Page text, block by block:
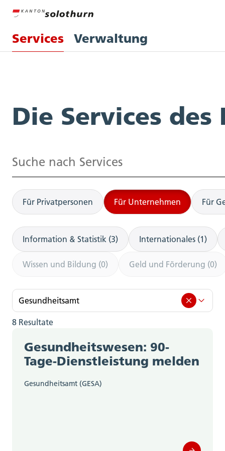
Services Verwaltung
Die Services des
Suchen
Für Privatpersonen Für Unternehmen Für
Information & Statistik (3) Internationales (1)
Wissen und Bildung (0) Geld und Förderung (0)
Gesundheitsamt
Gesundheitsamt (8)
Amt für Berufsbildung, Mittel- und
Hochschulen (0)
Amt für Gemeinden (0)
8 Resultate
Gesundheitswesen: 90-
Tage-Dienstleistung melden
Gesundheitsamt (GESA)